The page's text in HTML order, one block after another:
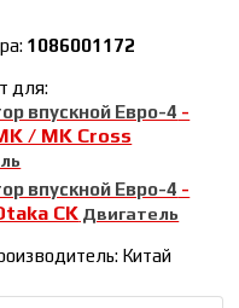
1086001172
для:
впускной Евро-4 -
/ MK Cross
впускной Евро-4 -
CK Двигатель
Китай